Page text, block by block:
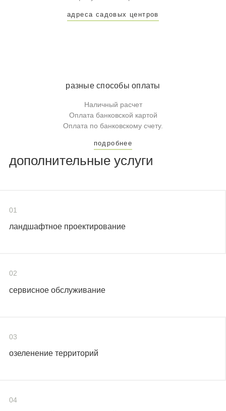
адреса садовых центров
разные способы оплаты
Наличный расчет
Оплата банковской картой
Оплата по банковскому счету.
подробнее
дополнительные услуги
01
ландшафтное проектирование
02
сервисное обслуживание
03
озеленение территорий
04